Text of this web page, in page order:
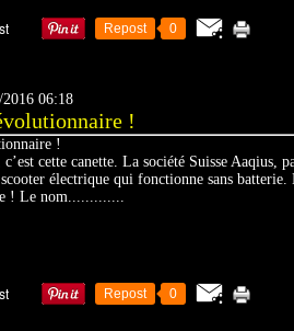
Repost 0
/2016 06:18
!
cette canette. La société Suisse Aaqius,
électrique qui fonctionne sans
! Le nom.............
Repost 0